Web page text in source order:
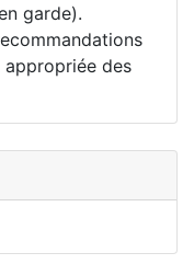
garde).
appropriée des